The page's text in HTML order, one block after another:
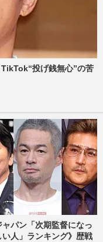
投げ銭無心”の苦
ャパン「次期監督になっ
い人」ランキング》歴戦